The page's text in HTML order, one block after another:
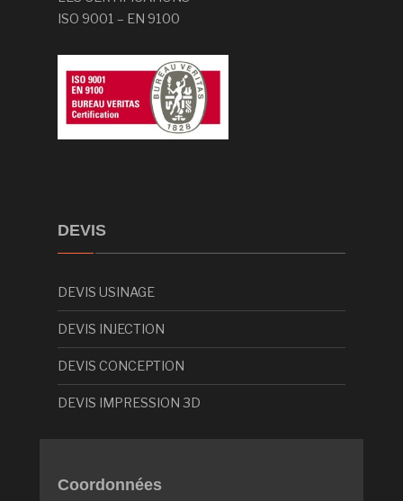
ISO 9001 – EN 9100
DEVIS
DEVIS USINAGE
DEVIS INJECTION
DEVIS CONCEPTION
DEVIS IMPRESSION 3D
Coordonnées